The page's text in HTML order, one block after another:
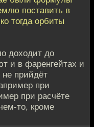
поставить в
тогда орбиты
доходит до
и в фаренгейтах и
прийдёт
при
при расчёте
то, кроме